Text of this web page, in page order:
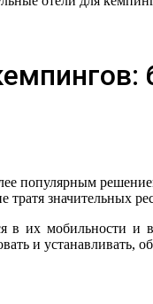
значительных
в их мобильности
и устанавливать,